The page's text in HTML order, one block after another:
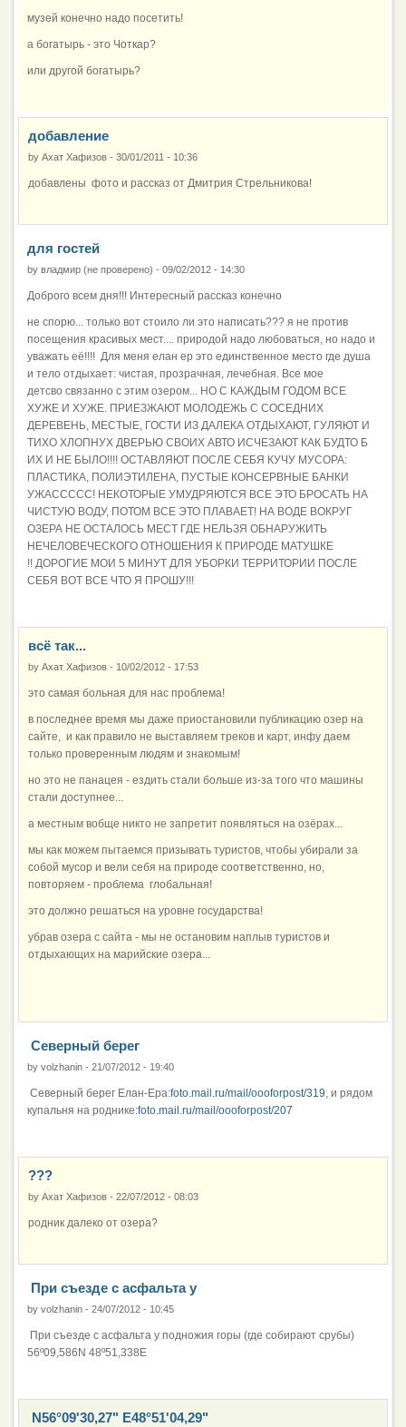
музей конечно надо посетить!
а богатырь - это Чоткар?
или другой богатырь?
добавление
by Ахат Хафизов - 30/01/2011 - 10:36
добавлены фото и рассказ от Дмитрия Стрельникова!
для гостей
by владмир (не проверено) - 09/02/2012 - 14:30
Доброго всем дня!!! Интересный рассказ конечно
не спорю... только вот стоило ли это написать??? я не против
посещения красивых мест.... природой надо любоваться, но надо и
уважать её!!!! Для меня елан ер это единственное место где душа
и тело отдыхает: чистая, прозрачная, лечебная. Все мое
детсво связанно с этим озером... НО С КАЖДЫМ ГОДОМ ВСЕ
ХУЖЕ И ХУЖЕ. ПРИЕЗЖАЮТ МОЛОДЕЖЬ С СОСЕДНИХ
ДЕРЕВЕНЬ, МЕСТЫЕ, ГОСТИ ИЗ ДАЛЕКА ОТДЫХАЮТ, ГУЛЯЮТ И
ТИХО ХЛОПНУХ ДВЕРЬЮ СВОИХ АВТО ИСЧЕЗАЮТ КАК БУДТО Б
ИХ И НЕ БЫЛО!!!! ОСТАВЛЯЮТ ПОСЛЕ СЕБЯ КУЧУ МУСОРА:
ПЛАСТИКА, ПОЛИЭТИЛЕНА, ПУСТЫЕ КОНСЕРВНЫЕ БАНКИ
УЖАССССС! НЕКОТОРЫЕ УМУДРЯЮТСЯ ВСЕ ЭТО БРОСАТЬ НА
ЧИСТУЮ ВОДУ, ПОТОМ ВСЕ ЭТО ПЛАВАЕТ! НА ВОДЕ ВОКРУГ
ОЗЕРА НЕ ОСТАЛОСЬ МЕСТ ГДЕ НЕЛЬЗЯ ОБНАРУЖИТЬ
НЕЧЕЛОВЕЧЕСКОГО ОТНОШЕНИЯ К ПРИРОДЕ МАТУШКЕ
!! ДОРОГИЕ МОИ 5 МИНУТ ДЛЯ УБОРКИ ТЕРРИТОРИИ ПОСЛЕ
СЕБЯ ВОТ ВСЕ ЧТО Я ПРОШУ!!!
всё так...
by Ахат Хафизов - 10/02/2012 - 17:53
это самая больная для нас проблема!
в последнее время мы даже приостановили публикацию озер на
сайте, и как правило не выставляем треков и карт, инфу даем
только проверенным людям и знакомым!
но это не панацея - ездить стали больше из-за того что машины
стали доступнее...
а местным вобще никто не запретит появляться на озёрах...
мы как можем пытаемся призывать туристов, чтобы убирали за
собой мусор и вели себя на природе соответственно, но,
повторяем - проблема глобальная!
это должно решаться на уровне государства!
убрав озера с сайта - мы не остановим наплыв туристов и
отдыхающих на марийские озера...
Северный берег
by volzhanin - 21/07/2012 - 19:40
Северный берег Елан-Ера:foto.mail.ru/mail/oooforpost/319 , и рядом
купальня на роднике:foto.mail.ru/mail/oooforpost/207
???
by Ахат Хафизов - 22/07/2012 - 08:03
родник далеко от озера?
При съезде с асфальта у
by volzhanin - 24/07/2012 - 10:45
При съезде с асфальта у подножия горы (где собирают срубы)
56º09,586N 48º51,338E
N56°09'30,27" E48°51'04,29"